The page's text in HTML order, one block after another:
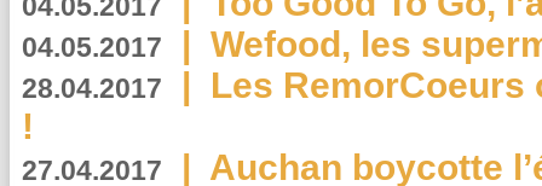
04.05.2017 | Wefood, les
28.04.2017 | Les RemorCoeurs
!
27.04.2017 | Auchan boycotte